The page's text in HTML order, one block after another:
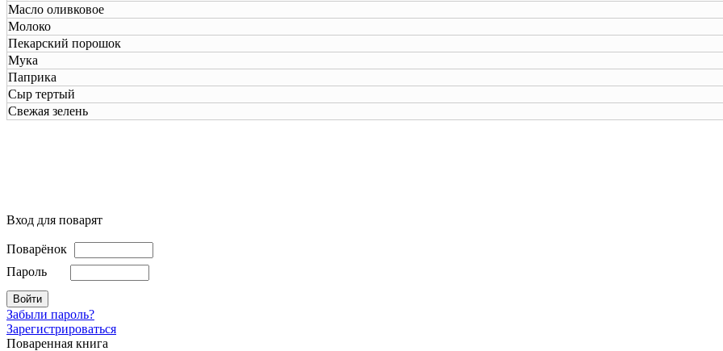
Масло оливковое
Молоко
Пекарский порошок
Мука
Паприка
Сыр тертый
Свежая зелень
Вход для поварят
Поварёнок
Пароль
Забыли пароль?
Зарегистрироваться
Поваренная книга